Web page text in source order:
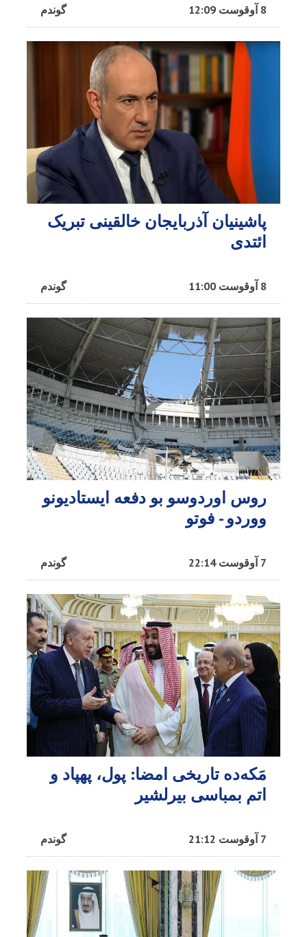
گوندم 8 آوقوست 12:09
پاشینیان آذربایجان خالقینی تبریک
ائتدی
گوندم 8 آوقوست 11:00
روس اوردوسو بو دفعه ایستادیونو
ووردو - فوتو
گوندم 7 آوقوست 22:14
مَکه‌ده تاریخی امضا: پول، پهپاد و
اتم بمباسی بیرلشیر
گوندم 7 آوقوست 21:12